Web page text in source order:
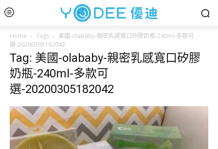
Home Tags
美國-olababy-親密乳感寬口矽膠奶瓶-240ml-多款可
選-20200305182042
Tag: 美國-olababy-親密乳感寬口矽膠
奶瓶-240ml-多款可
選-20200305182042